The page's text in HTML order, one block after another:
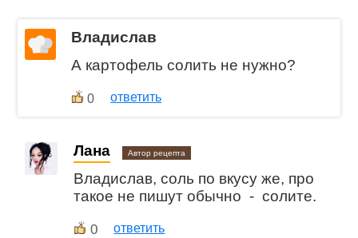
Владислав
А картофель солить не нужно?
0 ответить
Лана Автор рецепта
Владислав, соль по вкусу же, про
такое не пишут обычно - солите.
0 ответить